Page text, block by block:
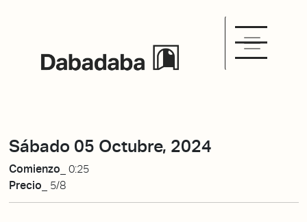
Sábado 05 Octubre, 2024
Comienzo_ 0:25
Precio_ 5/8